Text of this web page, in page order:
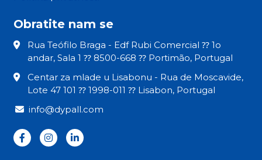
Obratite nam se
Rua Teófilo Braga - Edf Rubi Comercial ⁇ 1o
andar, Sala 1 ⁇ 8500-668 ⁇ Portimão, Portugal
Centar za mlade u Lisabonu - Rua de Moscavide,
Lote 47 101 ⁇ 1998-011 ⁇ Lisabon, Portugal
info@dypall.com